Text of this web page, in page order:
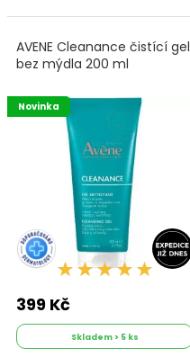
AVENE Cleanance čistící gel
bez mýdla 200 ml
Novinka
399 Kč
Skladem > 5 ks